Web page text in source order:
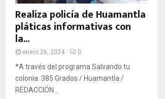
Realiza policía de Huamantla
pláticas informativas con
la...
enero 26, 2024 0
*A través del programa Salvando tu
colonia. 385 Grados / Huamantla /
REDACCIÓN...